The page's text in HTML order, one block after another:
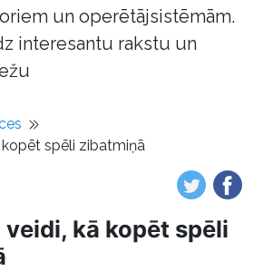
un operētājsistēmām.
interesantu rakstu un
kopēt spēli zibatmiņā
kā kopēt spēli